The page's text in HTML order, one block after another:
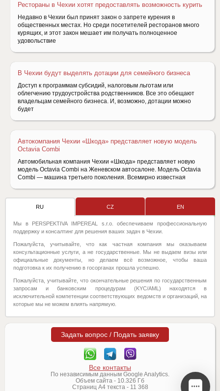
Рестораны в Чехии хотят предоставлять возможность курить
Недавно в Чехии был принят закон о запрете курения в
общественных местах. Но среди посетителей ресторанов много
курящих, и этот закон мешает им получать полноценное
удовольствие
В Чехии будут выделять дотации для семейного бизнеса
Доступ к программам субсидий, налоговым льготам или
облегчению трудоустройства родственников. Все это обещают
владельцам семейного бизнеса. И, возможно, дотации можно
будет
Автокомпания Чехии «Шкода» представляет новую модель
Octavia Combi
Автомобильная компания Чехии «Шкода» представляет новую
модель Octavia Combi на Женевском автосалоне. Модель Octavia
Combi — машина третьего поколения. Всемирно известная
RU CZ EN
Мы в PERSPEKTIVA IMPEREAL s.r.o. обеспечиваем профессиональную
поддержку и консалтинг для решения ваших задач в Чехии.
Пожалуйста, учитывайте, что как частная компания мы оказываем
консультационные услуги, а не государственные. Мы не выдаем визы или
официальные документы, но делаем всё возможное, чтобы ваша
подготовка к их получению в госорганах прошла успешно.
Пожалуйста, учитывайте, что окончательные решения по государственным
запросам и банковским процедурам (KYC/AML) находятся в
исключительной компетенции соответствующих ведомств и организаций, на
которые мы не можем влиять напрямую.
Задать вопрос / Подать заявку
Все контакты
По независимым данным Google Analytics.
Объем сайта - 10.326 Гб
Страниц А4 текста - 11 368